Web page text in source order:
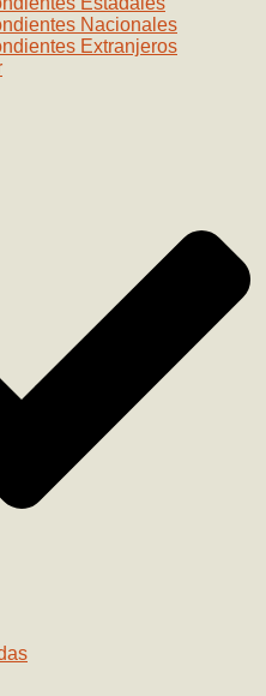
Nacionales
Extranjeros